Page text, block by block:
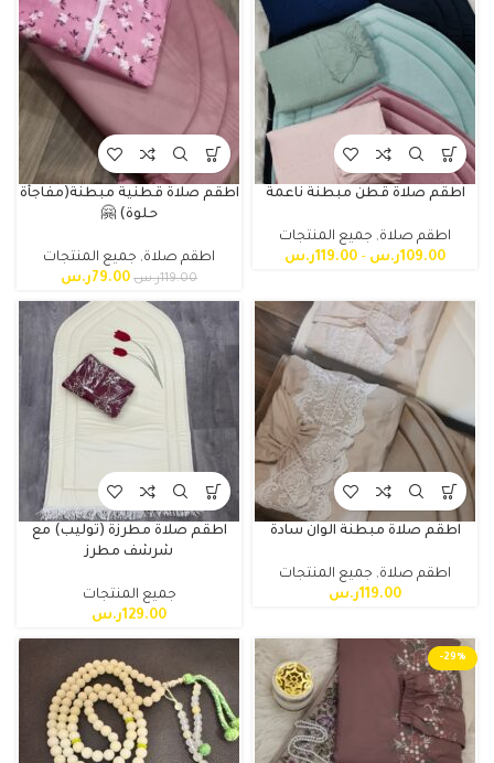
اطقم صلاة قطن مبطنة ناعمة
اطقم صلاة, جميع المنتجات
109.00 ر.س –
119.00 ر.س
اطقم صلاة قطنية مبطنة(مفاجأة
حلوة) 🤗
اطقم صلاة, جميع المنتجات
119.00ر.س 79.00ر.س
اطقم صلاة مبطنة الوان سادة
اطقم صلاة, جميع المنتجات
119.00 ر.س
اطقم صلاة مطرزة (توليب) مع
شرشف مطرز
جميع المنتجات
129.00 ر.س
-29%